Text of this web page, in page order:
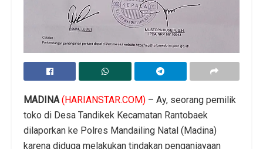
MADINA (HARIANSTAR.COM) – Ay, seorang pemilik
toko di Desa Tandikek Kecamatan Rantobaek
dilaporkan ke Polres Mandailing Natal (Madina)
karena diduga melakukan tindakan penganiayaan